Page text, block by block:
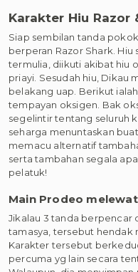
Karakter Hiu Razor
Siap sembilan tanda
berperan Razor Shark.
termulia, diikuti akibat hiu
priayi. Sesudah hiu, Dikau
belakang uap. Berikut
tempayan oksigen. Bak
segelintir tentang seluruh
seharga menuntaskan
memacu alternatif
serta tambahan segala
pelatuk!
Main Prodeo
Jikalau 3 tanda berpencar
tamasya, tersebut hendak
Karakter tersebut
percuma yg lain secara